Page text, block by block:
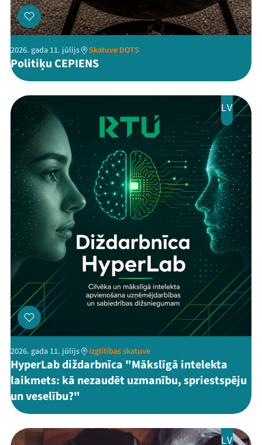
ThreadsFacebookYoutube
X Instagram
Flick TikTok
2026. gada 11. jūlijs Skatuve DOTS
Politiķu CEPIENS
LV
2026. gada 11. jūlijs Izglītības skatuve
HyperLab diždarbnīca "Mākslīgā intelekta
laikmets: kā nezaudēt uzmanību, spriestspēju
un veselību?"
LV